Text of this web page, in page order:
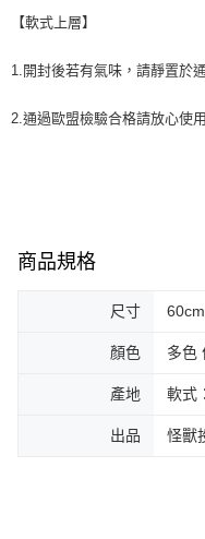
【軟式上層】
1.開封後若有氣味，請靜置於
2.通過歐盟檢驗合格請放心使
商品規格
尺寸
顏色 多色
產地 軟式
出品 怪獸